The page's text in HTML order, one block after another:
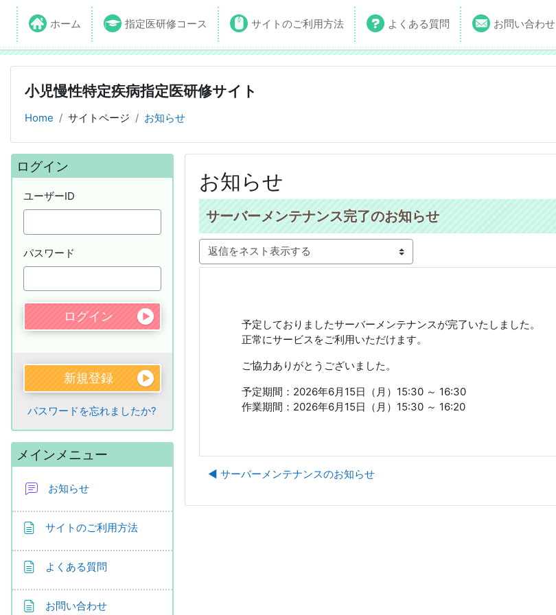
ホーム 指定医研修コース サイトのご利用方法 よくある質問 お問い合わせ
小児慢性特定疾病指定医研修サイト
Home サイトページ お知らせ
お知らせ
サーバーメンテナンス完了のお知らせ
表示モード
予定しておりましたサーバーメンテナンスが完了いたしました。
正常にサービスをご利用いただけます。
ご協力ありがとうございました。
予定期間：2026年6月15日（月）15:30 ～ 16:30
作業期間：2026年6月15日（月）15:30 ～ 16:20
◀︎ サーバーメンテナンスのお知らせ
ブロック
ログイン をスキップする
ログイン
ユーザーID
パスワード
新規登録
パスワードを忘れましたか?
メインメニュー をスキップする
メインメニュー
お知らせ
サイトのご利用方法ページ
よくある質問ページ
お問い合わせページ